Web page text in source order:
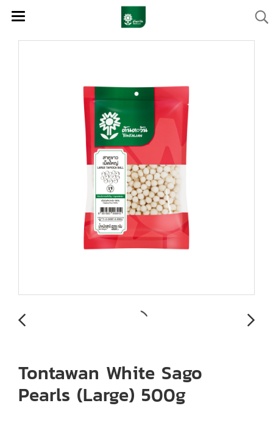
Tontawan White Sago
Pearls (Large) 500g